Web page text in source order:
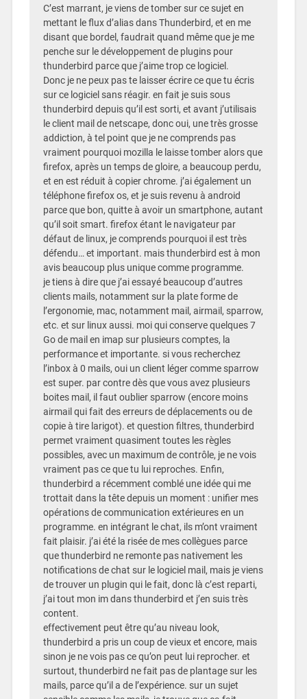
C’est marrant, je viens de tomber sur ce sujet en
mettant le flux d’alias dans Thunderbird, et en me
disant que bordel, faudrait quand même que je me
penche sur le développement de plugins pour
thunderbird parce que j’aime trop ce logiciel.
Donc je ne peux pas te laisser écrire ce que tu écris
sur ce logiciel sans réagir. en fait je suis sous
thunderbird depuis qu’il est sorti, et avant j’utilisais
le client mail de netscape, donc oui, une très grosse
addiction, à tel point que je ne comprends pas
vraiment pourquoi mozilla le laisse tomber alors que
firefox, après un temps de gloire, a beaucoup perdu,
et en est réduit à copier chrome. j’ai également un
téléphone firefox os, et je suis revenu à android
parce que bon, quitte à avoir un smartphone, autant
qu’il soit smart. firefox étant le navigateur par
défaut de linux, je comprends pourquoi il est très
défendu… et important. mais thunderbird est à mon
avis beaucoup plus unique comme programme.
je tiens à dire que j’ai essayé beaucoup d’autres
clients mails, notamment sur la plate forme de
l’ergonomie, mac, notamment mail, airmail, sparrow,
etc. et sur linux aussi. moi qui conserve quelques 7
Go de mail en imap sur plusieurs comptes, la
performance et importante. si vous recherchez
l’inbox à 0 mails, oui un client léger comme sparrow
est super. par contre dès que vous avez plusieurs
boites mail, il faut oublier sparrow (encore moins
airmail qui fait des erreurs de déplacements ou de
copie à tire larigot). et question filtres, thunderbird
permet vraiment quasiment toutes les règles
possibles, avec un maximum de contrôle, je ne vois
vraiment pas ce que tu lui reproches. Enfin,
thunderbird a récemment comblé une idée qui me
trottait dans la tête depuis un moment : unifier mes
opérations de communication extérieures en un
programme. en intégrant le chat, ils m’ont vraiment
fait plaisir. j’ai été la risée de mes collègues parce
que thunderbird ne remonte pas nativement les
notifications de chat sur le logiciel mail, mais je viens
de trouver un plugin qui le fait, donc là c’est reparti,
j’ai tout mon im dans thunderbird et j’en suis très
content.
effectivement peut être qu’au niveau look,
thunderbird a pris un coup de vieux et encore, mais
sinon je ne vois pas ce qu’on peut lui reprocher. et
surtout, thunderbird ne fait pas de plantage sur les
mails, parce qu’il a de l’expérience. sur un sujet